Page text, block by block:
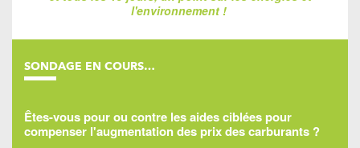
l'environnement !
SONDAGE EN COURS…
Êtes-vous pour ou contre les aides ciblées pour
compenser l'augmentation des prix des carburants ?